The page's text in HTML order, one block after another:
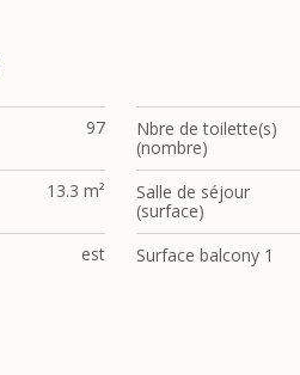
97
Nbre de toilette(s)
(nombre)
13.3 m²
Salle de séjour
(surface)
est Surface balcony 1